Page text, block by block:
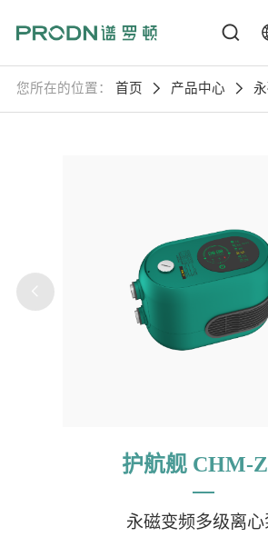
您所在的位置： 首页 产品中心
护航舰 CHM-
永磁变频多级离心